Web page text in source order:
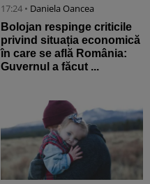
17:24 • Daniela Oancea
Bolojan respinge criticile
privind situația economică
în care se află România:
Guvernul a făcut ...